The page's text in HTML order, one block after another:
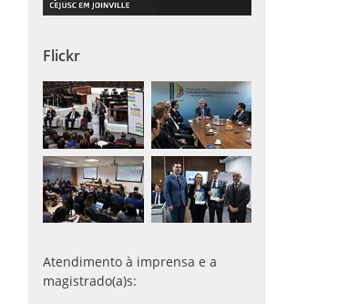
Flickr
Atendimento à imprensa e a
magistrado(a)s: